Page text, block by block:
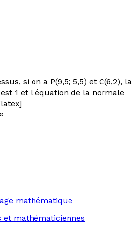
si on a P(9,5; 5,5) et C(6,2), la
1 et l'équation de la normale
mathématique
et mathématiciennes